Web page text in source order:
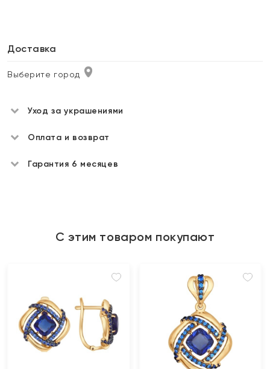
Доставка
Выберите город
Уход за украшениями
Оплата и возврат
Гарантия 6 месяцев
С этим товаром покупают